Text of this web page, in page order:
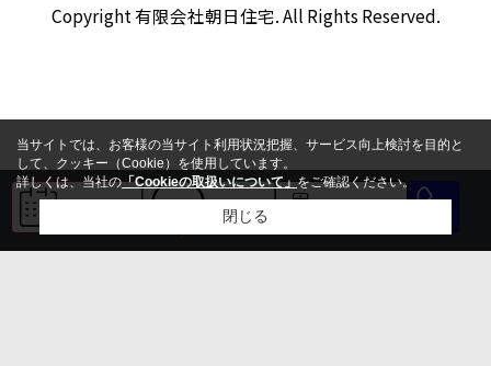
来店予約 LINE 会員登録
Copyright 有限会社朝日住宅. All Rights Reserved.
当サイトでは、お客様の当サイト利用状況把握、サービス向上検討を目的と
して、クッキー（Cookie）を使用しています。
詳しくは、当社の「Cookieの取扱いについて」をご確認ください。
閉じる